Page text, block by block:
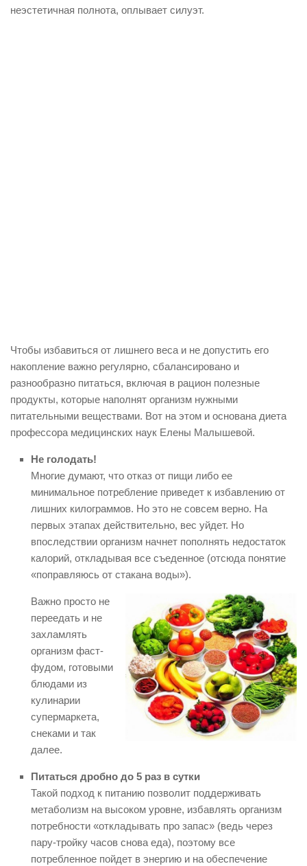
неэстетичная полнота, оплывает силуэт.
Чтобы избавиться от лишнего веса и не допустить его
накопление важно регулярно, сбалансировано и
разнообразно питаться, включая в рацион полезные
продукты, которые наполнят организм нужными
питательными веществами. Вот на этом и основана диета
профессора медицинских наук Елены Малышевой.
Не голодать!
Многие думают, что отказ от пищи либо ее
минимальное потребление приведет к избавлению от
лишних килограммов. Но это не совсем верно. На
первых этапах действительно, вес уйдет. Но
впоследствии организм начнет пополнять недостаток
калорий, откладывая все съеденное (отсюда понятие
«поправляюсь от стакана воды»).
Важно просто не
переедать и не
захламлять
организм фаст-
фудом, готовыми
блюдами из
кулинарии
супермаркета,
снеками и так
далее.
Питаться дробно до 5 раз в сутки
Такой подход к питанию позволит поддерживать
метаболизм на высоком уровне, избавлять организм
потребности «откладывать про запас» (ведь через
пару-тройку часов снова еда), поэтому все
потребленное пойдет в энергию и на обеспечение